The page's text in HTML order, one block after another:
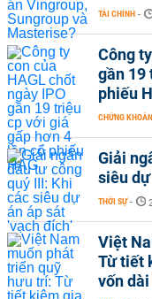
TÀI CHÍNH -
Công
gần 19
phiếu
CHỨNG KHOÁN
Giải
siêu
THỜI SỰ -
Việt
Từ tiết
vốn